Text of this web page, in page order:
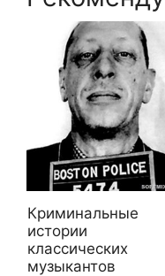
Криминальные
истории
классических
музыкантов